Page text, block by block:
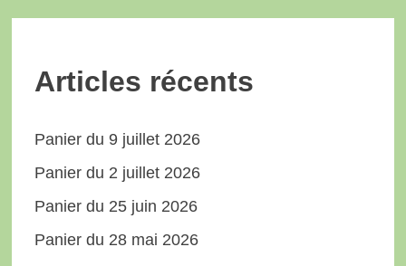
Articles récents
Panier du 9 juillet 2026
Panier du 2 juillet 2026
Panier du 25 juin 2026
Panier du 28 mai 2026